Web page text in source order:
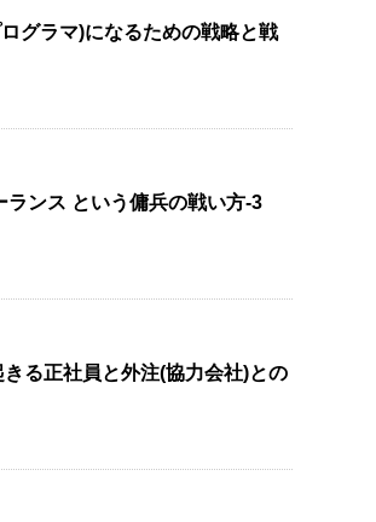
グラマ)になるための戦略と戦
ランス という傭兵の戦い方-3
る正社員と外注(協力会社)との